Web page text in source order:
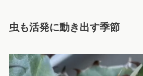
虫も活発に動き出す季節